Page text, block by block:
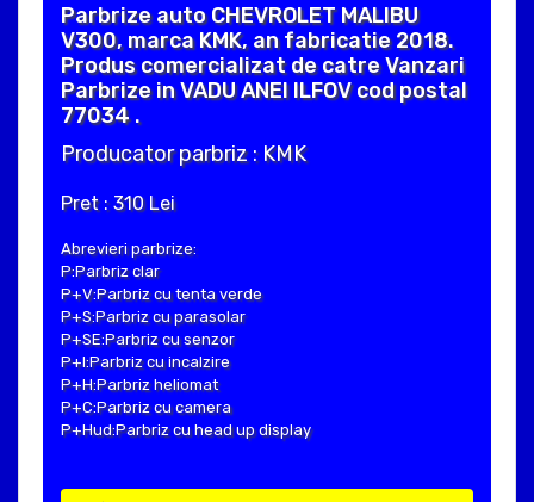
Parbrize auto CHEVROLET MALIBU
V300, marca KMK, an fabricatie 2018.
Produs comercializat de catre Vanzari
Parbrize in VADU ANEI ILFOV cod postal
77034 .
Producator parbriz : KMK
Pret : 310 Lei
Abrevieri parbrize:
P:Parbriz clar
P+V:Parbriz cu tenta verde
P+S:Parbriz cu parasolar
P+SE:Parbriz cu senzor
P+I:Parbriz cu incalzire
P+H:Parbriz heliomat
P+C:Parbriz cu camera
P+Hud:Parbriz cu head up display